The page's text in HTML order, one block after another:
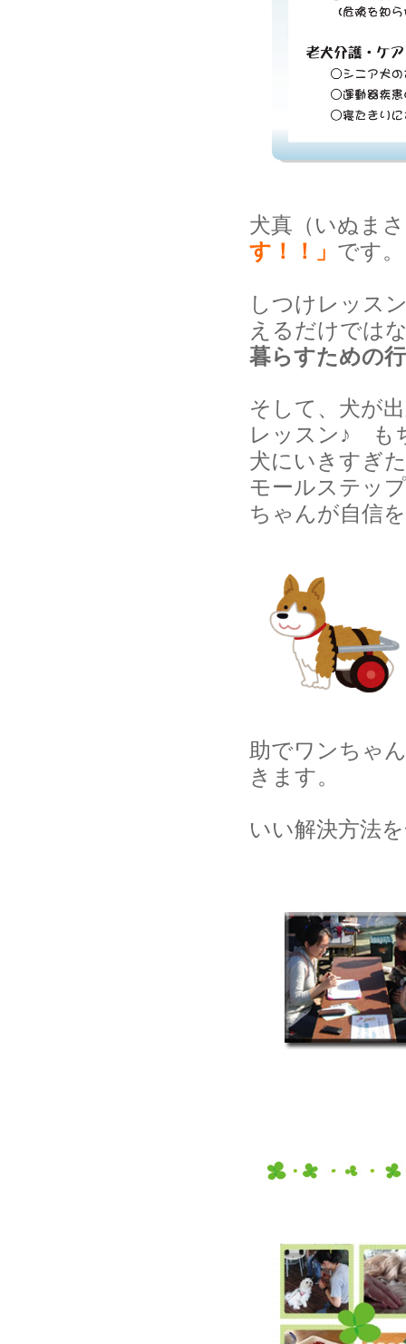
犬真（いぬま
す！！」 です。
しつけレッス
えるだけでは
暮らすための
そして、犬が
レッスン♪ も
犬にいきすぎ
モールステッ
ちゃんが自信
助でワンちゃ
きます。
いい解決方法